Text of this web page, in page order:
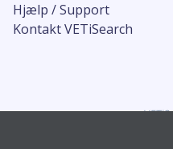
Hjælp / Support
Kontakt VETiSearch